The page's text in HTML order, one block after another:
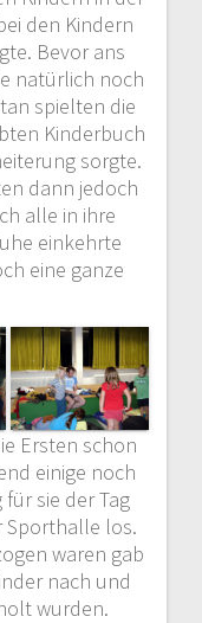
den Kindern
Bevor ans
natürlich noch
spielten die
Kinderbuch
sorgte.
dann jedoch
alle in ihre
einkehrte
eine ganze
Ersten schon
einige noch
sie der Tag
Sporthalle los.
waren gab
nach und
wurden.